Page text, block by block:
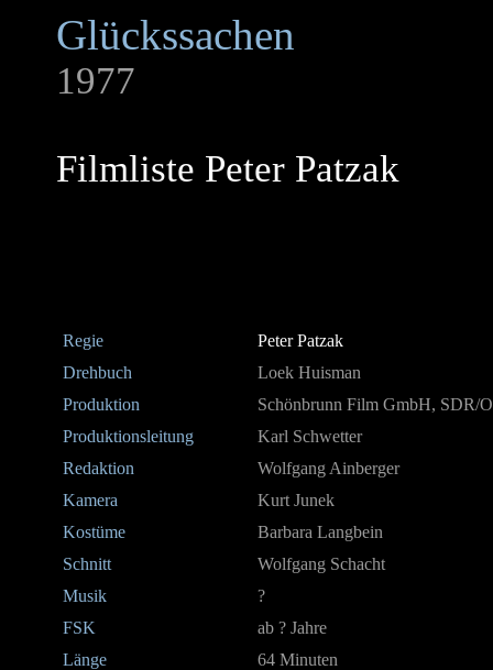
Glückssachen
1977
Filmliste Peter Patzak
Regie
Peter Patzak
Drehbuch
Loek Huisman
Produktion
Schönbrunn Film GmbH, SDR/
Produktionsleitung
Karl Schwetter
Redaktion
Wolfgang Ainberger
Kamera
Kurt Junek
Kostüme
Barbara Langbein
Schnitt
Wolfgang Schacht
Musik
?
FSK
ab ? Jahre
Länge
64 Minuten